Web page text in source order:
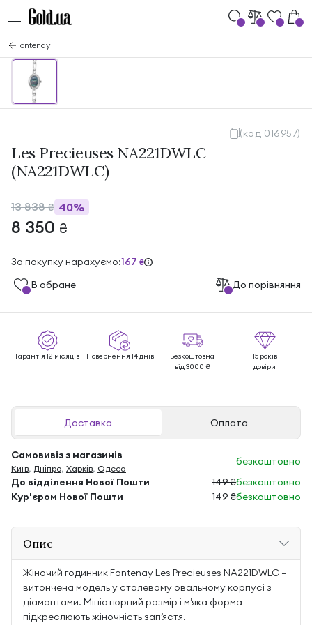
Fontenay
(код 016957)
Les Precieuses NA221DWLC
(NA221DWLC)
13 838₴ 40%
8 350 ₴
За покупку нарахуємо:167 ₴
В обране До порівняння
Гарантія 12 місяців Повернення 14 днів
Безкоштовна
від 3000 ₴
15 років
довіри
Доставка Оплата
Самовивіз з магазинів
Київ, Дніпро, Харків, Одеса
безкоштовно
До відділення Нової Пошти
149 ₴безкоштовно
Кур'єром Нової Пошти
149 ₴безкоштовно
Опис
Жіночий годинник Fontenay Les Precieuses NA221DWLC —
витончена модель у сталевому овальному корпусі з
діамантами. Мініатюрний розмір і м’яка форма
підкреслюють жіночність зап’ястя.